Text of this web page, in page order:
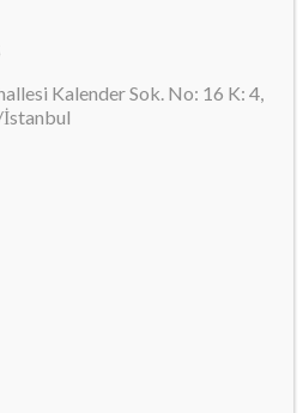
Kalender Sok. No: 16 K: 4,